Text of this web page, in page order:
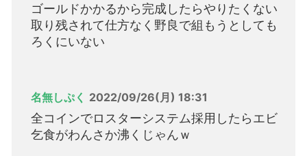
ゴールドかかるから完成したらやりたくない
取り残されて仕方なく野良で組もうとしても
ろくにいない
名無しぷく 2022/09/26(月) 18:31
全コインでロスターシステム採用したらエビ
乞食がわんさか沸くじゃんｗ